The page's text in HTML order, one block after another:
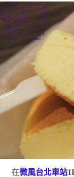
在微風台北車站